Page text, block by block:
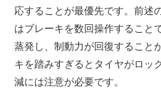
応することが最優先です。前述
はブレーキを数回操作すること
蒸発し、制動力が回復すること
キを踏みすぎるとタイヤがロッ
減には注意が必要です。